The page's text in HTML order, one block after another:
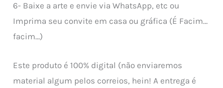
6- Baixe a arte e envie via WhatsApp, etc ou
Imprima seu convite em casa ou gráfica (É Facim…
facim…)
Este produto é 100% digital (não enviaremos
material algum pelos correios, hein! A entrega é